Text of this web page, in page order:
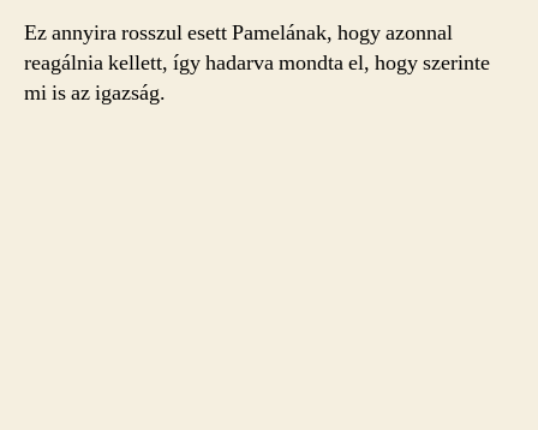
Ez annyira rosszul esett Pamelának, hogy azonnal
reagálnia kellett, így hadarva mondta el, hogy szerinte
mi is az igazság.